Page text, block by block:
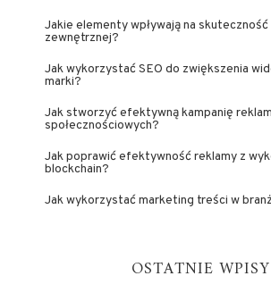
Jakie elementy wpływają na
zewnętrznej?
Jak wykorzystać SEO do zwiększenia
marki?
Jak stworzyć efektywną kampanię
społecznościowych?
Jak poprawić efektywność reklamy z
blockchain?
Jak wykorzystać marketing treści w
OSTATNIE WPISY